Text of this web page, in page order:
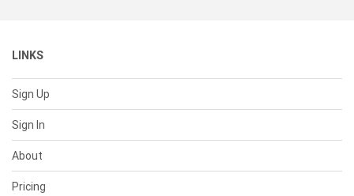
LINKS
Sign Up
Sign In
About
Pricing